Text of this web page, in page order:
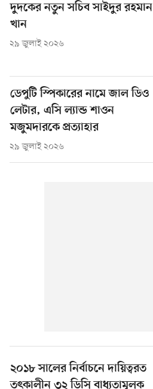
দুদকের নতুন সচিব সাইদুর রহমান
খান
২৯ জুলাই ২০২৬
ডেপুটি স্পিকারের নামে জাল ডিও
লেটার, এসি ল্যান্ড শাওন
মজুমদারকে প্রত্যাহার
২৯ জুলাই ২০২৬
২০১৮ সালের নির্বাচনে দায়িত্বরত
তৎকালীন ৩২ ডিসি বাধ্যতামূলক